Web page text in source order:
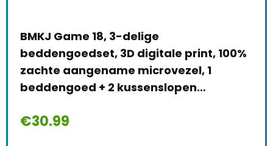
BMKJ Game 18, 3-delige
beddengoedset, 3D digitale print, 100%
zachte aangename microvezel, 1
beddengoed + 2 kussenslopen…
€30.99